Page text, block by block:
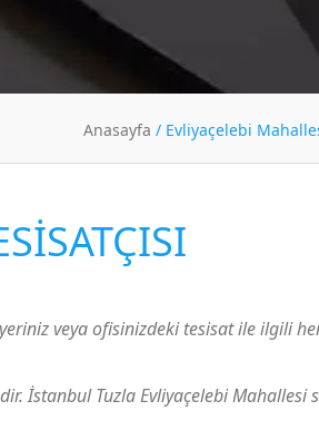
Anasayfa / Evliyaçelebi
veya ofisinizdeki tesisat ile ilgili
İstanbul Tuzla Evliyaçelebi Mahallesi